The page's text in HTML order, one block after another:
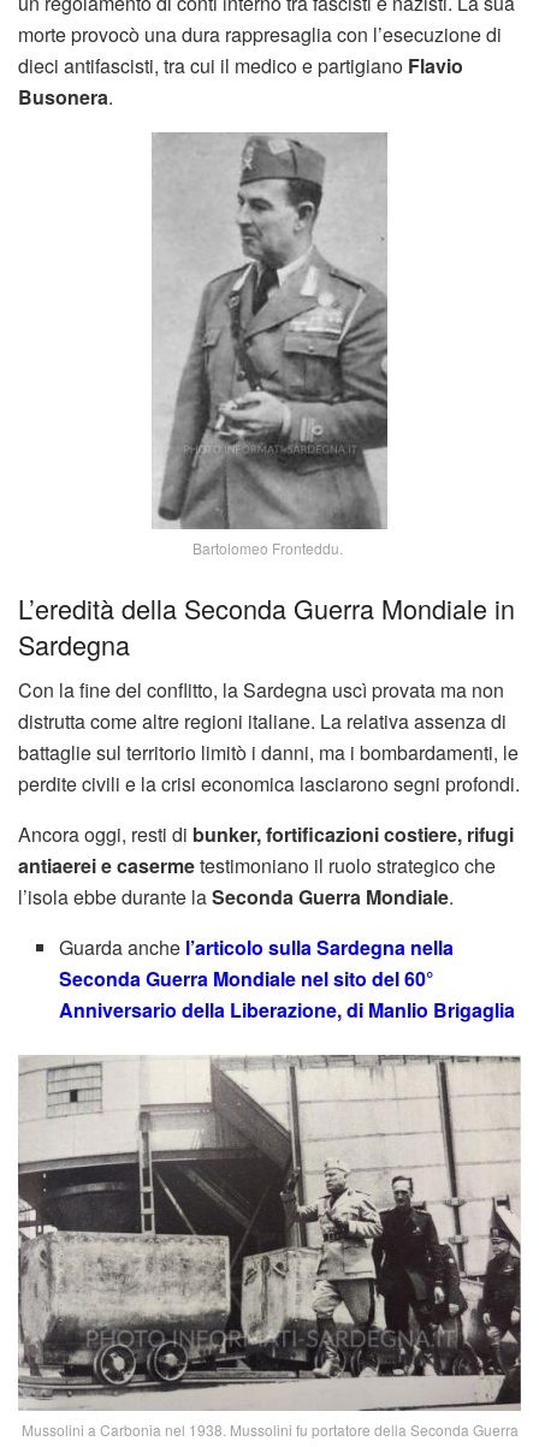
morte provocò una dura rappresaglia con l’esecuzione di
dieci antifascisti, tra cui il medico e partigiano Flavio
Busonera.
Bartolomeo Fronteddu.
L’eredità della Seconda Guerra Mondiale in
Sardegna
Con la fine del conflitto, la Sardegna uscì provata ma non
distrutta come altre regioni italiane. La relativa assenza di
battaglie sul territorio limitò i danni, ma i bombardamenti, le
perdite civili e la crisi economica lasciarono segni profondi.
Ancora oggi, resti di bunker, fortificazioni costiere, rifugi
antiaerei e casermetestimoniano il ruolo strategico che
l’isola ebbe durante laSeconda Guerra Mondiale.
Guarda anche l’articolo sulla Sardegna nella
Seconda Guerra Mondiale nel sito del 60°
Anniversario della Liberazione, di Manlio Brigaglia
Mussolini a Carbonia nel 1938. Mussolini fu portatore della Seconda Guerra